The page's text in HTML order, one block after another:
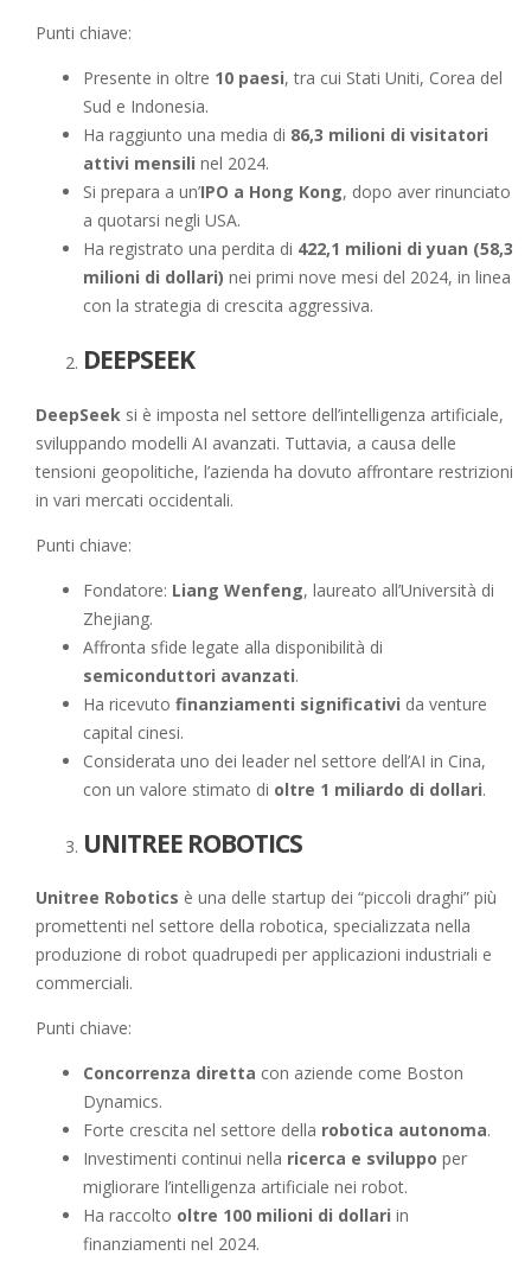
Punti chiave:
Presente in oltre 10 paesi, tra cui Stati Uniti, Corea del
Sud e Indonesia.
Ha raggiunto una media di 86,3 milioni di visitatori
attivi mensili nel 2024.
Si prepara a un’IPO a Hong Kong, dopo aver rinunciato
a quotarsi negli USA.
Ha registrato una perdita di 422,1 milioni di yuan (58,3
milioni di dollari) nei primi nove mesi del 2024, in linea
con la strategia di crescita aggressiva.
DEEPSEEK
DeepSeek si è imposta nel settore dell’intelligenza artificiale,
sviluppando modelli AI avanzati. Tuttavia, a causa delle
tensioni geopolitiche, l’azienda ha dovuto affrontare restrizioni
in vari mercati occidentali.
Punti chiave:
Fondatore: Liang Wenfeng, laureato all’Università di
Zhejiang.
Affronta sfide legate alla disponibilità di
semiconduttori avanzati.
Ha ricevuto finanziamenti significativi da venture
capital cinesi.
Considerata uno dei leader nel settore dell’AI in Cina,
con un valore stimato di oltre 1 miliardo di dollari.
UNITREE ROBOTICS
Unitree Robotics è una delle startup dei “piccoli draghi” più
promettenti nel settore della robotica, specializzata nella
produzione di robot quadrupedi per applicazioni industriali e
commerciali.
Punti chiave:
Concorrenza diretta con aziende come Boston
Dynamics.
Forte crescita nel settore della robotica autonoma.
Investimenti continui nella ricerca e sviluppo per
migliorare l’intelligenza artificiale nei robot.
Ha raccolto oltre 100 milioni di dollari in
finanziamenti nel 2024.